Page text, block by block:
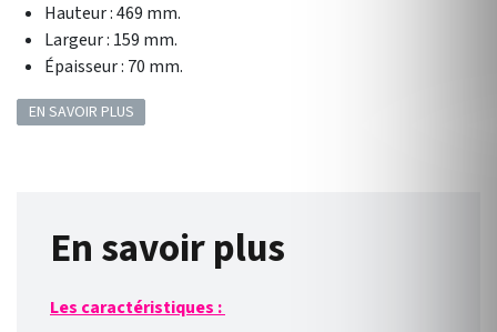
Hauteur : 469 mm.
Largeur : 159 mm.
Épaisseur : 70 mm.
EN SAVOIR PLUS
En savoir plus
Les caractéristiques :